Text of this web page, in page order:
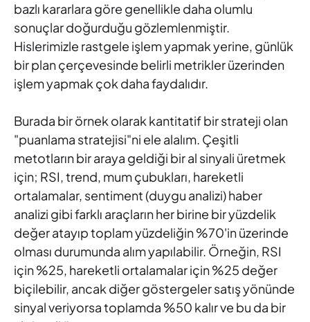
bazlı kararlara göre genellikle daha olumlu
sonuçlar doğurduğu gözlemlenmiştir.
Hislerimizle rastgele işlem yapmak yerine, günlük
bir plan çerçevesinde belirli metrikler üzerinden
işlem yapmak çok daha faydalıdır.
Burada bir örnek olarak kantitatif bir strateji olan
"puanlama stratejisi"ni ele alalım. Çeşitli
metotların bir araya geldiği bir al sinyali üretmek
için; RSI, trend, mum çubukları, hareketli
ortalamalar, sentiment (duygu analizi) haber
analizi gibi farklı araçların her birine bir yüzdelik
değer atayıp toplam yüzdeliğin %70'in üzerinde
olması durumunda alım yapılabilir. Örneğin, RSI
için %25, hareketli ortalamalar için %25 değer
biçilebilir, ancak diğer göstergeler satış yönünde
sinyal veriyorsa toplamda %50 kalır ve bu da bir